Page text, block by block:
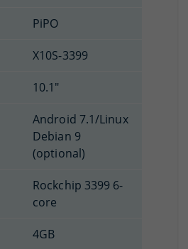
PiPO
X10S-3399
10.1"
Android 7.1/Linux
Debian 9
(optional)
Rockchip 3399 6-
core
4GB